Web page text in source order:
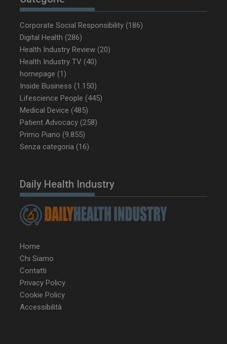
Corporate Social Responsibility (186)
Digital Health (286)
Health Industry Review (20)
Health Industry TV (40)
homepage (1)
Inside Business (1.150)
Lifescience People (445)
Medical Device (485)
Patient Advocacy (258)
Primo Piano (9.855)
Senza categoria (16)
Daily Health Industry
Home
Chi Siamo
Contatti
Privacy Policy
Cookie Policy
Accessibilità
tracking-sites-
ironfish-session-id
Microsoft Corporation
.www.dailyhealthindustry.it